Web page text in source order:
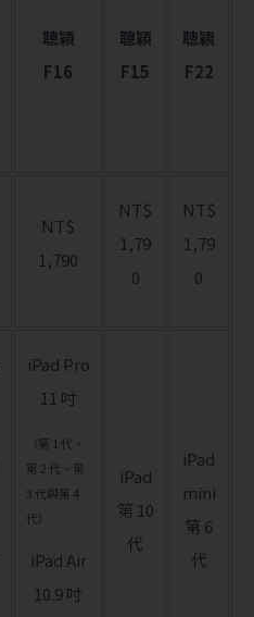
聰穎
F16
聰穎
F15
聰穎
F22
NT$
1,790
NT$
1,79
0
NT$
1,79
0
iPad Pro
11 吋
（第 1 代、
第 2 代、第
3 代與第 4
代）
iPad Air
10.9 吋
iPad
第 10
代
iPad
mini
第 6
代